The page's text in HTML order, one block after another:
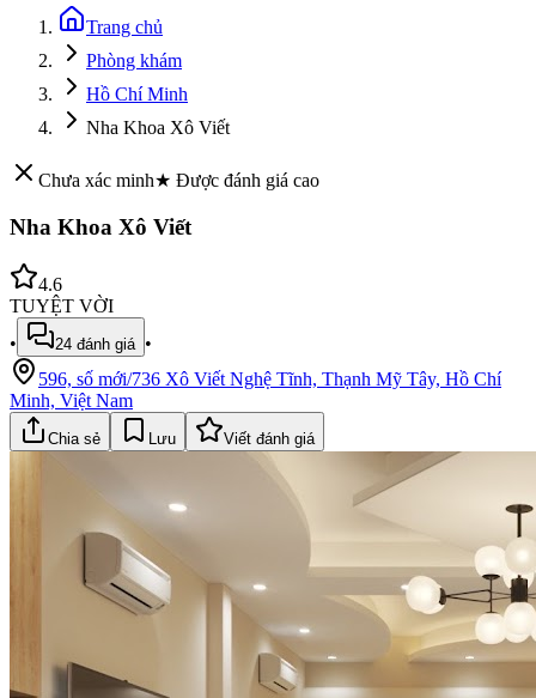
Trang chủ
Phòng khám
Hồ Chí Minh
Nha Khoa Xô Viết
Chưa xác minh★ Được đánh giá cao
Nha Khoa Xô Viết
4.6
TUYỆT VỜI
•
24 đánh giá •
596, số mới/736 Xô Viết Nghệ Tĩnh, Thạnh Mỹ Tây, Hồ Chí
Minh, Việt Nam
Chia sẻ Lưu Viết đánh giá